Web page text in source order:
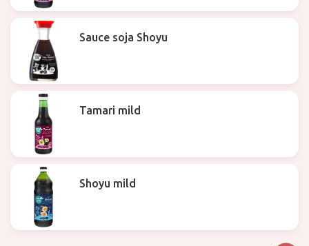
Sauce soja Shoyu
Tamari mild
Shoyu mild